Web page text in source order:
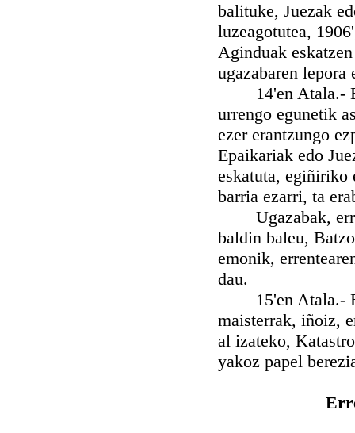
balituke, Juezak
luzeagotutea,
Aginduak
ugazabaren lepora
14'en Atala.-
urrengo egunetik
ezer erantzungo
Epaikariak edo
eskatuta, egiñiriko
barria ezarri, ta
Ugazabak,
baldin baleu,
emonik,
dau.
15'en Atala.-
maisterrak, iñoiz,
al izateko,
yakoz papel